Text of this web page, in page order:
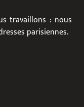
travaillons : nous
parisiennes.